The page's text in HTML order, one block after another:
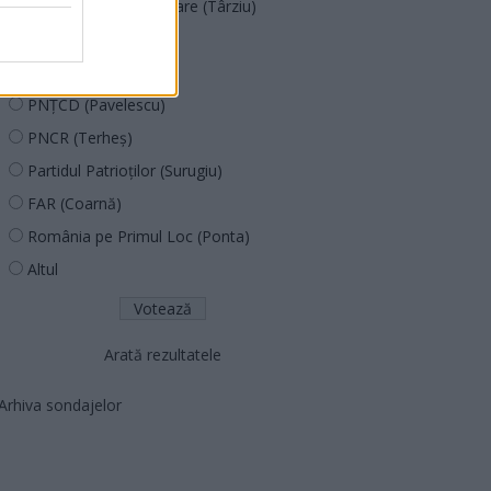
Acțiunea Conservatoare (Târziu)
PNȚCD (Pavelescu)
PNCR (Terheș)
Partidul Patrioților (Surugiu)
FAR (Coarnă)
România pe Primul Loc (Ponta)
Altul
Arată rezultatele
sondajelor